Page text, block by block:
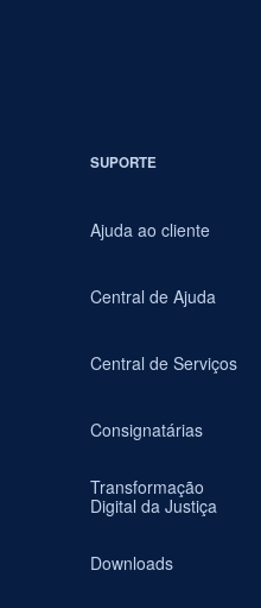
SUPORTE
Ajuda ao cliente
Central de Ajuda
Central de Serviços
Consignatárias
Transformação
Digital da Justiça
Downloads